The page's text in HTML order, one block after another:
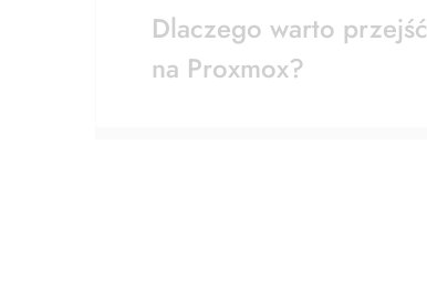
Dlaczego warto przejść
na Proxmox?